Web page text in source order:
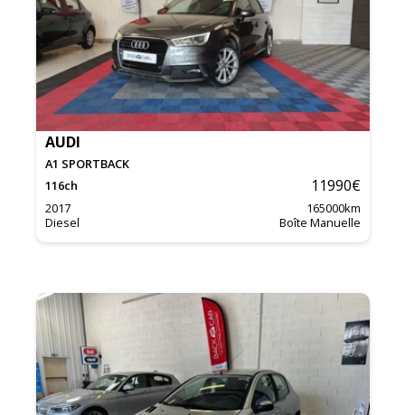
AUDI
A1 SPORTBACK
116ch 11990€
2017 165000km
Diesel
Boîte Manuelle